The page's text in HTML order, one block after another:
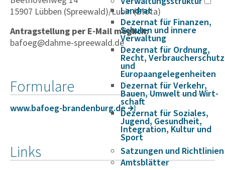
Landrat
Dezernat für Finanzen,
Schulen und innere
Verwaltung
Dezernat für Ordnung,
Recht, Verbraucherschutz
und
Europaangelegenheiten
Dezernat für Verkehr,
Bauen, Umwelt und Wirt­
schaft
Dezernat für Soziales,
Jugend, Gesundheit,
Integration, Kultur und
Sport
Satzungen und Richtlinien
Amtsblätter
15907 Lübben (Spreewald)/Lubin (Błota)
Antragstellung per E-Mail möglich:
bafoeg@dahme-spreewald.de
Formulare
www.bafoeg-bran­den­burg.de
Links